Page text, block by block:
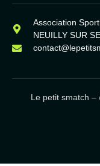
Association
NEUILLY SUR
Le petit smatch –